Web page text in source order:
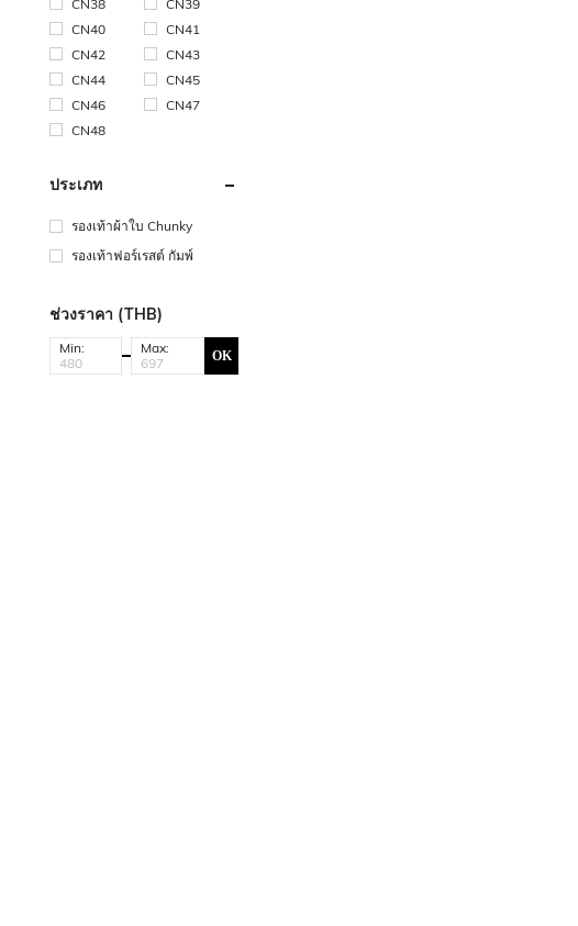
CN38
CN39
CN40
CN41
CN42
CN43
CN44
CN45
CN46
CN47
CN48
ประเภท
รองเท้าผ้าใบ Chunky
รองเท้าฟอร์เรสต์ กัมพ์
ช่วงราคา (THB)
Min: Max: OK